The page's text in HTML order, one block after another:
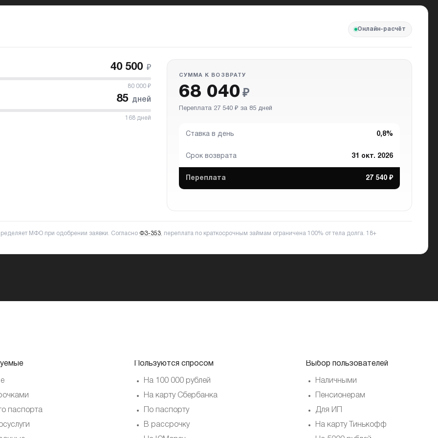
Онлайн-расчёт
40 500 ₽
80 000₽
85 дней
168 дней
СУММА К ВОЗВРАТУ
68 040 ₽
Переплата 27 540 ₽ за 85 дней
Ставка в день 0,8%
Срок возврата 31 окт. 2026
Переплата 27 540 ₽
МФО при одобрении заявки. Согласно ФЗ-353 , переплата по краткосрочным займам ограничена 100% от тела долга. 18+
паспорта
Пользуются спросом
На 100 000 рублей
На карту Сбербанка
По паспорту
В рассрочку
Выбор пользователей
Наличными
Пенсионерам
Для ИП
На карту Тинькофф